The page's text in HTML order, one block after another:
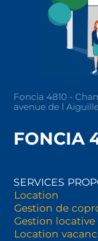
Foncia 4810 -
avenue de l
FONCIA
SERVICES
Location
Gestion de
Gestion locative
Location